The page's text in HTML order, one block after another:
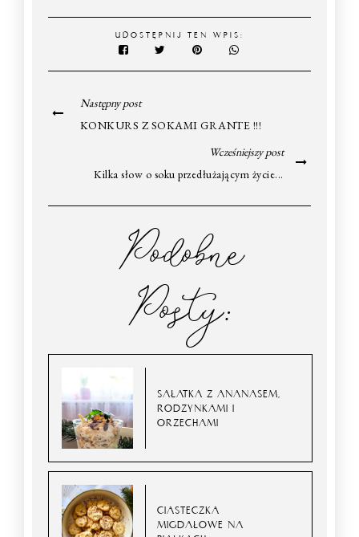
UDOSTĘPNIJ TEN WPIS:
Następny post
KONKURS Z SOKAMI GRANTE !!!
Wcześniejszy post
Kilka słow o soku przedłużającym życie...
Podobne
Posty:
SAŁATKA Z ANANASEM,
RODZYNKAMI I
ORZECHAMI
CIASTECZKA
MIGDAŁOWE NA